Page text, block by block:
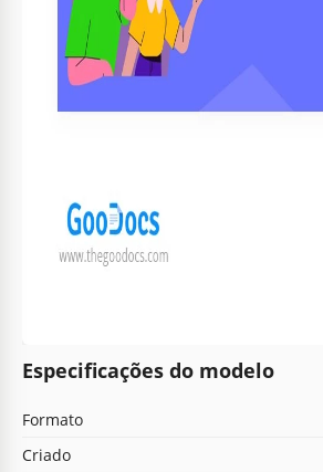
Especificações do modelo
Formato
Criado